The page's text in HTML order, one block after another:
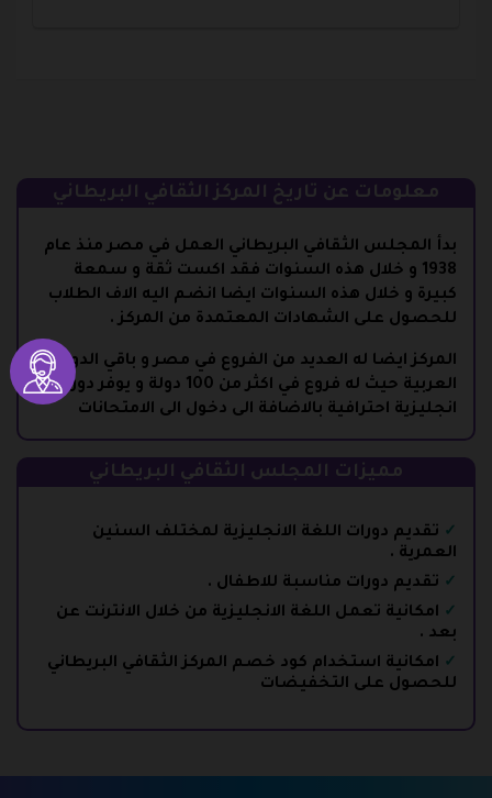
معلومات عن تاريخ المركز الثقافي البريطاني
بدأ المجلس الثقافي البريطاني العمل في مصر منذ عام
1938 و خلال هذه السنوات فقد اكست ثقة و سمعة
كبيرة و خلال هذه السنوات ايضا انضم اليه الاف الطلاب
للحصول على الشهادات المعتمدة من المركز .
المركز ايضا له العديد من الفروع في مصر و باقي الدول
العربية حيث له فروع في اكثر من 100 دولة و يوفر دورات
انجليزية احترافية بالاضافة الى دخول الى الامتحانات
مميزات المجلس الثقافي البريطاني
تقديم دورات اللغة الانجليزية لمختلف السنين
العمرية .
تقديم دورات مناسبة للاطفال .
امكانية تعمل اللغة الانجليزية من خلال الانترنت عن
بعد .
امكانية استخدام كود خصم المركز الثقافي البريطاني
للحصول على التخفيضات